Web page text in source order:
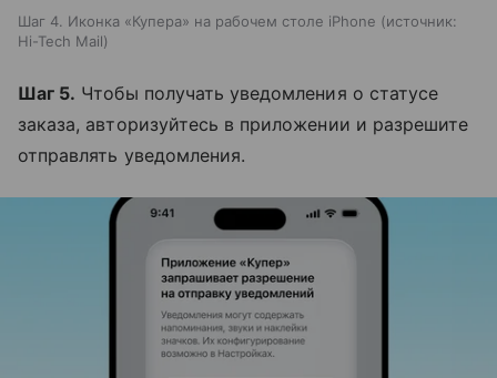
Шаг 4. Иконка «Купера» на рабочем столе iPhone
источник:
Hi-Tech Mail
Шаг 5. Чтобы получать уведомления о статусе
заказа, авторизуйтесь в приложении и разрешите
отправлять уведомления.